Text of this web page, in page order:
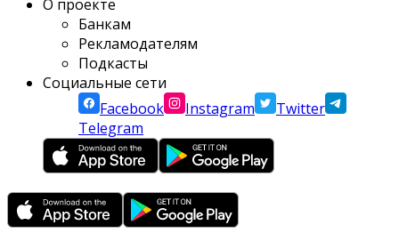
О проекте
Банкам
Рекламодателям
Подкасты
Социальные сети
Facebook
Instagram
Twitter
Telegram